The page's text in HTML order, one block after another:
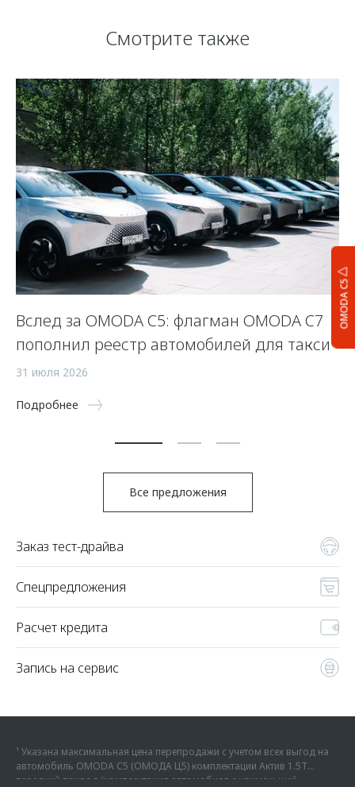
OMODA C5
Смотрите также
Вслед за OMODA C5: флагман OMODA C7
пополнил реестр автомобилей для такси
31 июля 2026
Подробнее
Все предложения
Заказ тест-драйва
Спецпредложения
Расчет кредита
Запись на сервис
¹ Указана максимальная цена перепродажи с учетом всех выгод на
автомобиль OMODA C5 (ОМОДА Ц5) комплектации Актив 1.5Т
передний привод (комплектация автомобиля с наименьшей